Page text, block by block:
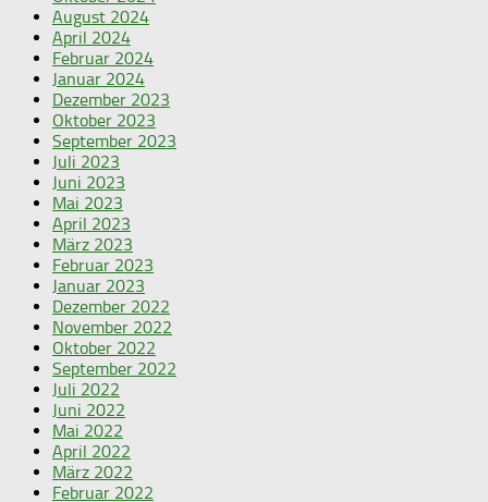
August 2024
April 2024
Februar 2024
Januar 2024
Dezember 2023
Oktober 2023
September 2023
Juli 2023
Juni 2023
Mai 2023
April 2023
März 2023
Februar 2023
Januar 2023
Dezember 2022
November 2022
Oktober 2022
September 2022
Juli 2022
Juni 2022
Mai 2022
April 2022
März 2022
Februar 2022